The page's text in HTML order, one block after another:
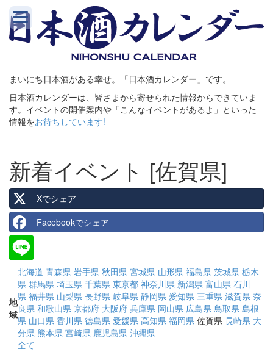
まいにち日本酒がある幸せ。「日本酒カレンダー」です。
日本酒カレンダーは、皆さまから寄せられた情報からできていま
す。イベントの開催案内や「こんなイベントがあるよ」といった
情報をお待ちしています!
新着イベント [佐賀県]
Xでシェア
Facebookでシェア
地
域
北海道 青森県 岩手県 秋田県 宮城県 山形県 福島県 茨城県 栃木
県 群馬県 埼玉県 千葉県 東京都 神奈川県 新潟県 富山県 石川
県 福井県 山梨県 長野県 岐阜県 静岡県 愛知県 三重県 滋賀県 奈
良県 和歌山県 京都府 大阪府 兵庫県 岡山県 広島県 鳥取県 島根
県 山口県 香川県 徳島県 愛媛県 高知県 福岡県 佐賀県 長崎県 大
分県 熊本県 宮崎県 鹿児島県 沖縄県
全て